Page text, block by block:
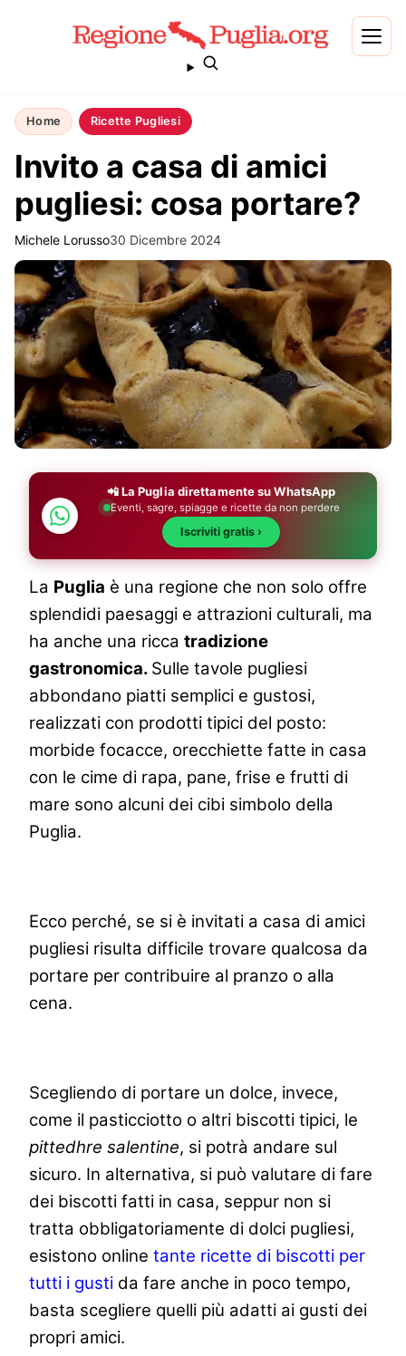
Home Ricette Pugliesi
Invito a casa di amici
pugliesi: cosa portare?
Michele Lorusso30 Dicembre 2024
📲 La Puglia direttamente su WhatsApp
Eventi, sagre, spiagge e ricette da non perdere
Iscriviti gratis ›
La Puglia è una regione che non solo offre
splendidi paesaggi e attrazioni culturali, ma
ha anche una ricca tradizione
gastronomica. Sulle tavole pugliesi
abbondano piatti semplici e gustosi,
realizzati con prodotti tipici del posto:
morbide focacce, orecchiette fatte in casa
con le cime di rapa, pane, frise e frutti di
mare sono alcuni dei cibi simbolo della
Puglia.
Ecco perché, se si è invitati a casa di amici
pugliesi risulta difficile trovare qualcosa da
portare per contribuire al pranzo o alla
cena.
Scegliendo di portare un dolce, invece,
come il pasticciotto o altri biscotti tipici, le
pittedhre salentine, si potrà andare sul
sicuro. In alternativa, si può valutare di fare
dei biscotti fatti in casa, seppur non si
tratta obbligatoriamente di dolci pugliesi,
esistono online tante ricette di biscotti per
tutti i gusti da fare anche in poco tempo,
basta scegliere quelli più adatti ai gusti dei
propri amici.